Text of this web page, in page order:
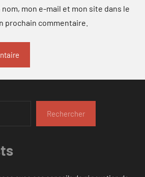
mon e-mail et mon site dans le
prochain commentaire.
Rechercher